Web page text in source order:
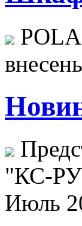
"КС-
Июль